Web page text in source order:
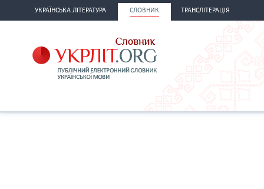
УКРАЇНСЬКА ЛІТЕРАТУРА СЛОВНИК ТРАНСЛІТЕРАЦІЯ